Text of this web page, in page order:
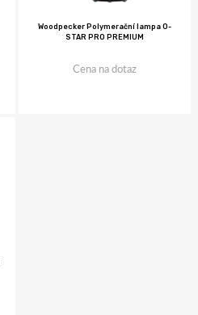
Woodpecker Polymerační lampa O-
STAR PRO PREMIUM
Cena na dotaz